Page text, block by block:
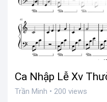
Ca Nhập Lễ Xv
Trần Minh • 200 views